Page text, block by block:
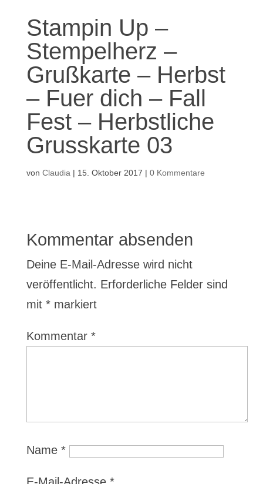
Stampin Up –
Stempelherz –
Grußkarte – Herbst
– Fuer dich – Fall
Fest – Herbstliche
Grusskarte 03
von Claudia | 15. Oktober 2017 | 0 Kommentare
Kommentar absenden
Deine E-Mail-Adresse wird nicht
veröffentlicht. Erforderliche Felder sind
mit *markiert
Kommentar *
Name *